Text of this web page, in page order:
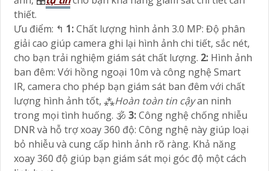
thiết.
Ưu điểm: ️↰ 1:Chất lượng hình ảnh 3.0 MP: Độ phân
giải cao giúp camera ghi lại hình ảnh chi tiết, sắc nét,
cho bạn trải nghiệm giám sát chất lượng. 2: Hình ảnh
ban đêm: Với hồng ngoại 10m và công nghệ Smart
IR, camera cho phép bạn giám sát ban đêm với chất
lượng hình ảnh tốt, ⁂Hoàn toàn tin cậyan ninh
trong mọi tình huống. 🕉️ 3:Công nghệ chống nhiễu
DNR và hỗ trợ xoay 360 độ: Công nghệ này giúp loại
bỏ nhiễu và cung cấp hình ảnh rõ ràng. Khả năng
xoay 360 độ giúp bạn giám sát mọi góc độ một cách